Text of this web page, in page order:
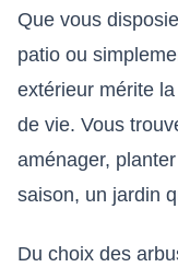
Que vous
patio ou
extérieur mérite
de vie. Vous
aménager,
saison, un jardin
Du choix des